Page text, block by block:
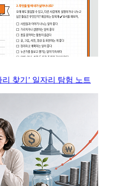
리 찾기’ 일자리 탐험 노트